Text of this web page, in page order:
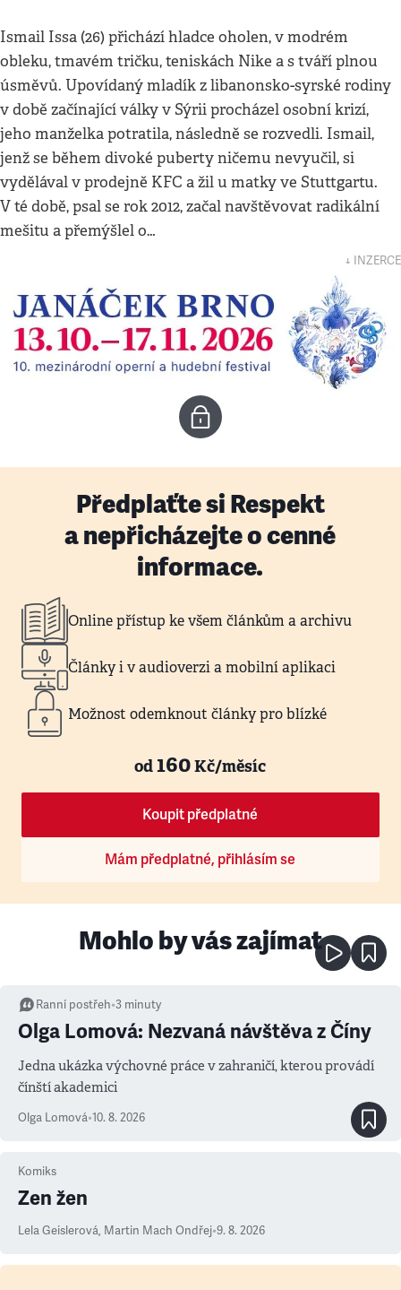
Ismail Issa (26) přichází hladce oholen, v modrém
obleku, tmavém tričku, teniskách Nike a s tváří plnou
úsměvů. Upovídaný mladík z libanonsko-syrské rodiny
v době začínající války v Sýrii procházel osobní krizí,
jeho manželka potratila, následně se rozvedli. Ismail,
jenž se během divoké puberty ničemu nevyučil, si
vydělával v prodejně KFC a žil u matky ve Stuttgartu.
V té době, psal se rok 2012, začal navštěvovat radikální
mešitu a přemýšlel o…
↓ INZERCE
Předplaťte si Respekt
a nepřicházejte o cenné
informace.
Online přístup ke všem článkům a archivu
Články i v audioverzi a mobilní aplikaci
Možnost odemknout články pro blízké
od160Kč/měsíc
Koupit předplatné
Mám předplatné, přihlásím se
Mohlo by vás zajímat
Ranní postřeh•3 minuty
Olga Lomová: Nezvaná návštěva z Číny
Jedna ukázka výchovné práce v zahraničí, kterou provádí
čínští akademici
Olga Lomová•10. 8. 2026
Komiks
Zen žen
Lela Geislerová, Martin Mach Ondřej•9. 8. 2026